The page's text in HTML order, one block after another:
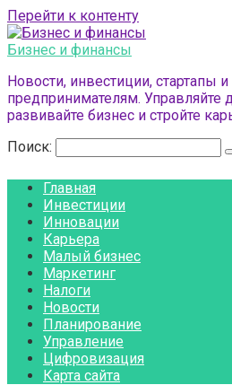
Перейти к контенту
Бизнес и финансы
Новости, инвестиции, стартапы
предпринимателям. Управляйте
развивайте бизнес и стройте
Поиск:
Главная
Инвестиции
Инновации
Карьера
Малый бизнес
Маркетинг
Налоги
Новости
Планирование
Управление
Цифровизация
Карта сайта